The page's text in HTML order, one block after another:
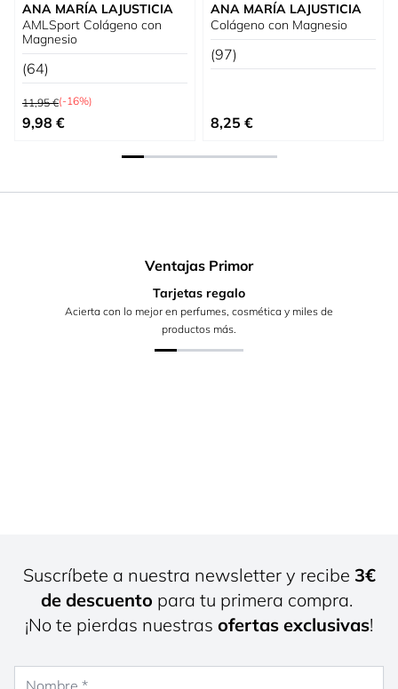
ANA MARÍA LAJUSTICIA
AMLSport Colágeno con
Magnesio
(64)
Precio habitual
11,95 €(-16%)
Precio especial
9,98 €
ANA MARÍA LAJUSTICIA
Colágeno con Magnesio
(97)
8,25 €
Ventajas Primor
Tarjetas regalo
Acierta con lo mejor en perfumes, cosmética y miles de
productos más.
Suscríbete a nuestra newsletter y recibe 3€
de descuento para tu primera compra.
¡No te pierdas nuestras ofertas exclusivas!